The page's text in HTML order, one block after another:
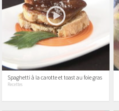
Spaghetti à la carotte et toast au foie gras
Recettes